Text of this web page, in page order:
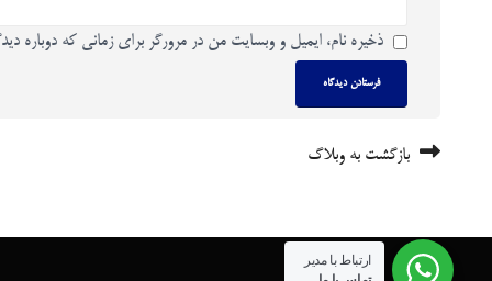
ذخیره نام، ایمیل و وبسایت من در مرورگر برای زمانی که دوباره
بازگشت به وبلاگ
ارتباط با مدیر